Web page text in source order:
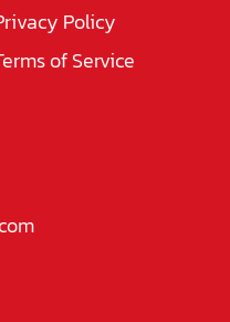
Policy
of Service